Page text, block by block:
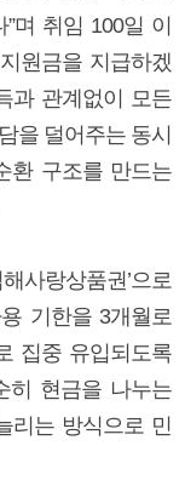
며 취임 100일 이
원금을 지급하겠
과 관계없이 모든
을 덜어주는 동시
환 구조를 만드는
사랑상품권’으로
기한을 3개월로
집중 유입되도록
히 현금을 나누는
리는 방식으로 민